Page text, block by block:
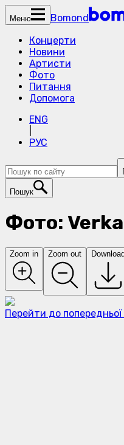
Меню
Bomond
Концерти
Новини
Артисти
Фото
Питання
Допомога
ENG
РУС
Пошук
Фото:
Zoom in Zoom out Download
Перейти до попередньої